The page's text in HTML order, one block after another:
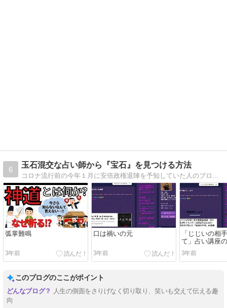
6
玉石混交な占い師から『宝石』を見つける方法
弧掌難鳴
3年前
口は禍いの元
3年前
「じじいの相
て」占い講座
炎上（棒読）
3年前
このブログのここがポイント
人生の側面をさりげなく切り取り、笑いも交えて伝える趣
向